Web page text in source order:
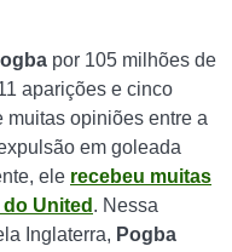
por 105 milhões de
aparições e cinco
opiniões entre a
em goleada
ele recebeu muitas
United . Nessa
Inglaterra, Pogba